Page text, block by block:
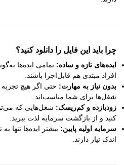
چرا باید این فایل را دانلود کنید؟
ایده‌های تازه و ساده: تمامی ایده‌ها
افراد مبتدی هم قابل‌اجرا باشند.
بدون نیاز به مهارت: حتی اگر هیچ
شغل‌ها برای شما مناسب‌اند.
زودبازده و کم‌ریسک: شغل‌هایی که
کنید و از بازگشت سرمایه لذت ببرید.
سرمایه اولیه پایین: بیشتر ایده‌ها تنها
اندک نیاز دارند.